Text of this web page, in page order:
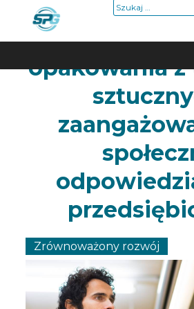
Szukaj:
opakowania
Zrównoważony rozwój